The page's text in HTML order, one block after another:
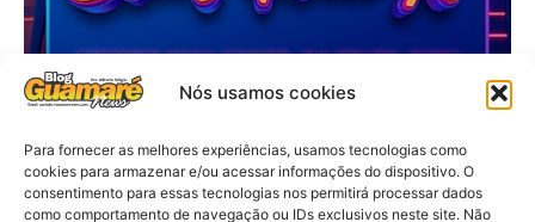
Nós usamos cookies
Para fornecer as melhores experiências, usamos tecnologias como
cookies para armazenar e/ou acessar informações do dispositivo. O
consentimento para essas tecnologias nos permitirá processar dados
como comportamento de navegação ou IDs exclusivos neste site. Não